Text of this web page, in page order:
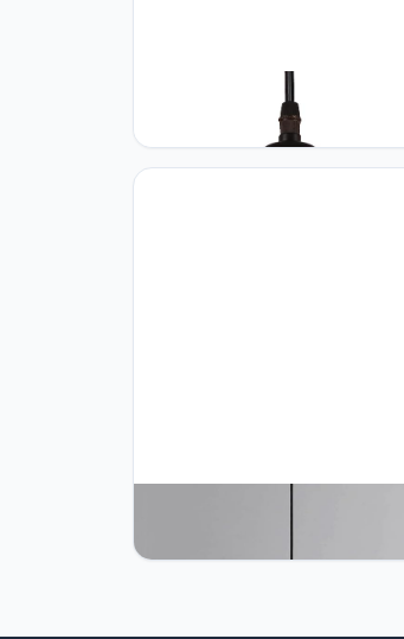
AIRTWESD E27 metalen Modern
hanger plafond verlichting Zwart
binnenverlichting lampen
kroonluchter verlichting hanger
Armatuur Voor Restaurant Bar